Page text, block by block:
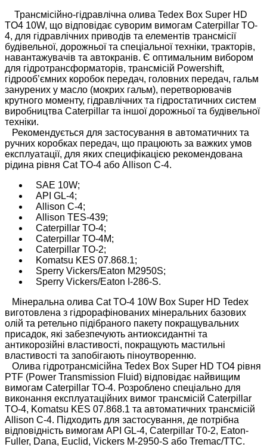
Трансмісійно-гідравлічна олива Tedex Box Super HD
TO4 10W, що відповідає суворим вимогам Caterpillar TO-
4, для гідравлічних приводів та елементів трансмісії
будівельної, дорожньої та спеціальної техніки, тракторів,
навантажувачів та автокранів. Є оптимальним вибором
для гідротрансформаторів, трансмісій Powershift,
гідрооб’ємних коробок передач, головних передач, гальм
занурених у масло (мокрих гальм), перетворювачів
крутного моменту, гідравлічних та гідростатичних систем
виробництва Caterpillar та іншої дорожньої та будівельної
техніки.
Рекомендується для застосування в автоматичних та
ручних коробках передач, що працюють за важких умов
експлуатації, для яких специфікацією рекомендована
рідина рівня Cat TO-4 або Allison C-4.
SAE 10W;
API GL-4;
Allison C-4;
Allison TES-439;
Caterpillar TO-4;
Caterpillar TO-4M;
Caterpillar TO-2;
Komatsu KES 07.868.1;
Sperry Vickers/Eaton M2950S;
Sperry Vickers/Eaton I-286-S.
Мінеральна олива Cat TO-4 10W Box Super HD Tedex
виготовлена з гідрорафінованих мінеральних базових
олій та ретельно підібраного пакету покращувальних
присадок, які забезпечують антиоксидантні та
антикорозійні властивості, покращують мастильні
властивості та запобігають піноутворенню.
Олива гідротрансмісійна Tedex Box Super HD TO4 рівня
PTF (Power Transmission Fluid) відповідає найвищим
вимогам Caterpillar TO-4. Розроблено спеціально для
виконання експлуатаційних вимог трансмісій Caterpillar
TO-4, Komatsu KES 07.868.1 та автоматичних трансмісій
Allison C-4. Підходить для застосування, де потрібна
відповідність вимогам API GL-4, Caterpillar T0-2, Eaton-
Fuller, Dana, Euclid, Vickers M-2950-S або Tremac/TTC.